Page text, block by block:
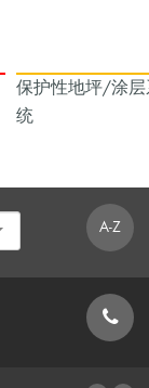
保护性地坪/涂层
统
A-Z